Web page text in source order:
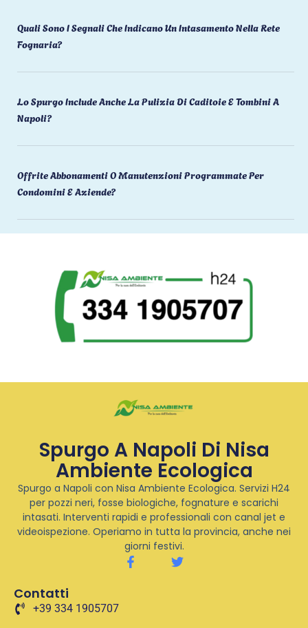
Quali Sono I Segnali Che Indicano Un Intasamento Nella Rete
Fognaria?
Lo Spurgo Include Anche La Pulizia Di Caditoie E Tombini A
Napoli?
Offrite Abbonamenti O Manutenzioni Programmate Per
Condomini E Aziende?
Spurgo A Napoli Di Nisa
Ambiente Ecologica
Spurgo a Napoli con Nisa Ambiente Ecologica. Servizi H24
per pozzi neri, fosse biologiche, fognature e scarichi
intasati. Interventi rapidi e professionali con canal jet e
videoispezione. Operiamo in tutta la provincia, anche nei
giorni festivi.
Contatti
+39 334 1905707